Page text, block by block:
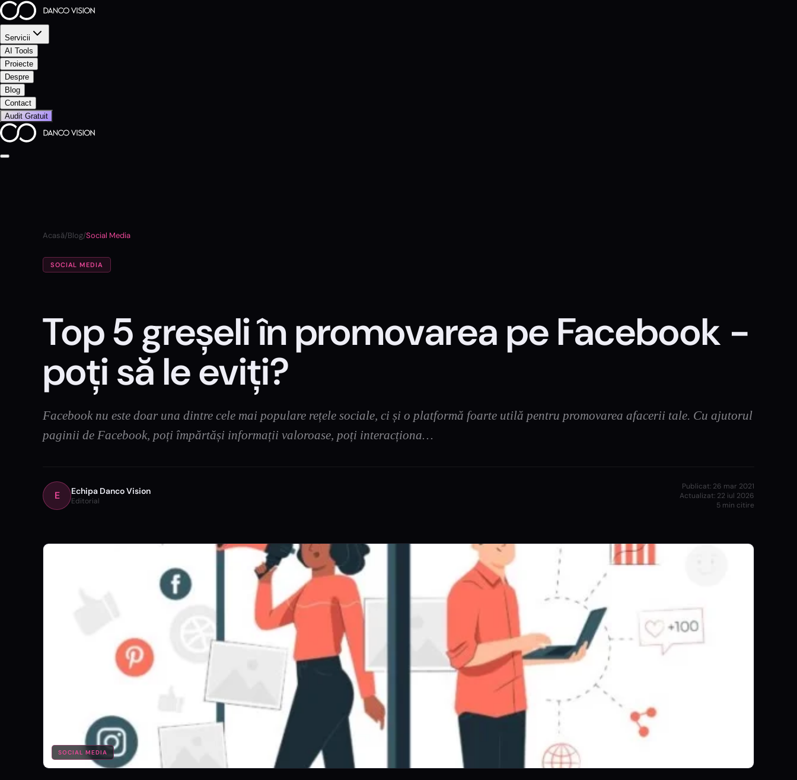
Servicii
AI Tools
Proiecte
Despre
Blog
Contact
Audit Gratuit
Acasă/Blog/Social Media
SOCIAL MEDIA
Top 5 greșeli în promovarea pe Facebook -
poți să le eviți?
Facebook nu este doar una dintre cele mai populare rețele sociale, ci și o platformă foarte utilă pentru promovarea afacerii tale. Cu ajutorul
paginii de Facebook, poți împărtăși informații valoroase, poți interacționa…
E Echipa Danco Vision
Editorial
Publicat: 26 mar 2021
Actualizat: 22 iul 2026
5 min citire
SOCIAL MEDIA